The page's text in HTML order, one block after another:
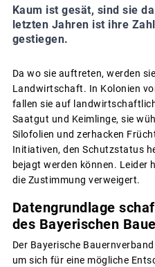
Kaum ist gesät, sind sie
letzten Jahren ist ihre
gestiegen.
Da wo sie auftreten, werden
Landwirtschaft. In Kolonien
fallen sie auf
Saatgut und Keimlinge, sie
Silofolien und zerhacken
Initiativen, den Schutzstatus
bejagt werden können. Leider
die Zustimmung verweigert.
Datengrundlage
des Bayerischen
Der Bayerische
um sich für eine mögliche